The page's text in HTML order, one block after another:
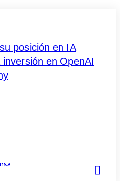
posición en IA
en OpenAI